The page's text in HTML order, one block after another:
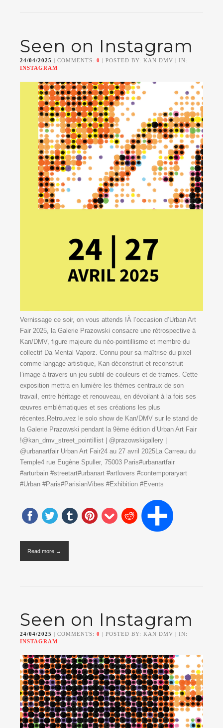
Seen on Instagram
24/04/2025 | COMMENTS: 0
| POSTED BY: KAN DMV | IN:
INSTAGRAM
Vernissage ce soir, on vous attends !À l’occasion d’Urban Art
Fair 2025, la Galerie Prazowski consacre une rétrospective à
Kan/DMV, figure majeure du néo-pointillisme et membre du
collectif Da Mental Vaporz. Connu pour sa maîtrise du pixel
comme langage artistique, Kan déconstruit et reconstruit
l’image à travers un jeu subtil de couleurs et de trames. Cette
exposition mettra en lumière les thèmes centraux de son
travail, entre héritage et renouveau, en dévoilant à la fois ses
œuvres emblématiques et ses créations les plus
récentes.Retrouvez le solo show de Kan/DMV sur le stand de
la Galerie Prazowski pendant la 9ème édition d’Urban Art Fair
!@kan_dmv_street_pointillist | @prazowskigallery |
@urbanartfair Urban Art Fair24 au 27 avril 2025La Carreau du
Temple4 rue Eugène Spuller, 75003 Paris#urbanartfair
#arturbain #streetart#urbanart #artlovers #contemporaryart
#Urban #Paris#ParisianVibes #Exhibition #Events
Read more →
Seen on Instagram
24/04/2025 | COMMENTS: 0
| POSTED BY: KAN DMV | IN:
INSTAGRAM